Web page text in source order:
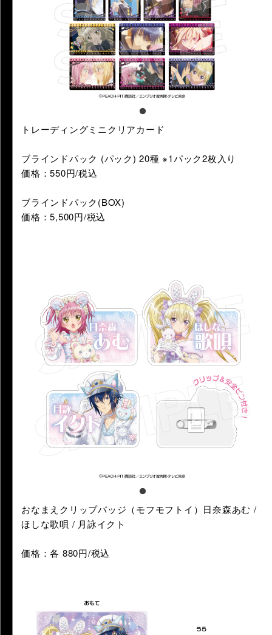
トレーディングミニクリアカード
ブラインドパック (パック) 20種 ※1パック2枚入り
価格：550円/税込
ブラインドパック(BOX)
価格：5,500円/税込
おなまえクリップバッジ（モフモフトイ）日奈森あむ /
ほしな歌唄 / 月詠イクト
価格：各 880円/税込